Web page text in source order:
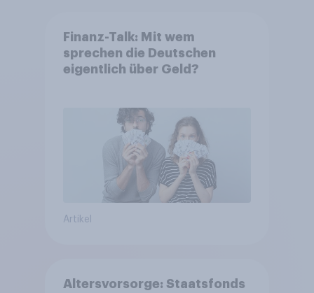
Finanz-Talk: Mit wem
sprechen die Deutschen
eigentlich über Geld?
Artikel
Altersvorsorge: Staatsfonds